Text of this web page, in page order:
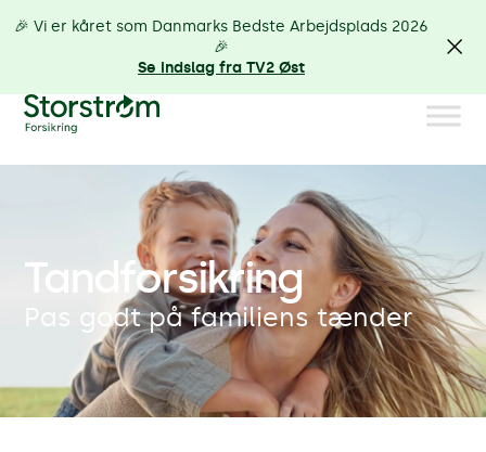
Tandforsikring
Pas godt på familiens tænder
🎉 Vi er kåret som Danmarks Bedste Arbejdsplads 2026
🎉
Se indslag fra TV2 Øst